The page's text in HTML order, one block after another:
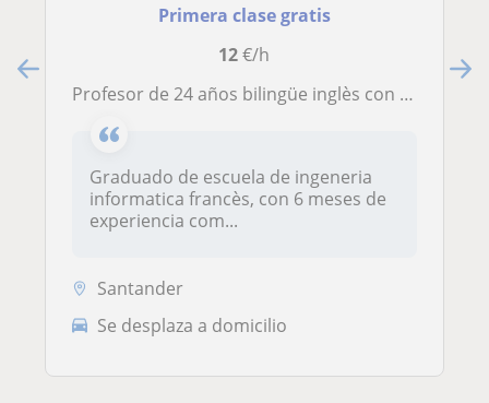
Primera clase gratis
12€/h
Profesor de 24 años bilingüe inglès con experiencia en IES
Graduado de escuela de ingeneria
informatica francès, con 6 meses de
experiencia com...
Santander
Se desplaza a domicilio